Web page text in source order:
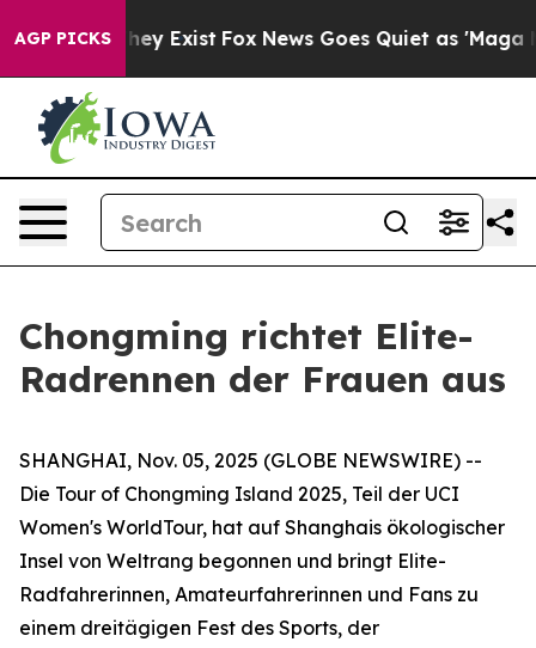
AGP PICKSThey Exist Fox News Goes Quiet as 'Maga
Chongming richtet Elite-
Radrennen der Frauen aus
SHANGHAI, Nov. 05, 2025 (GLOBE NEWSWIRE) --
Die Tour of Chongming Island 2025, Teil der UCI
Women's WorldTour, hat auf Shanghais ökologischer
Insel von Weltrang begonnen und bringt Elite-
Radfahrerinnen, Amateurfahrerinnen und Fans zu
einem dreitägigen Fest des Sports, der